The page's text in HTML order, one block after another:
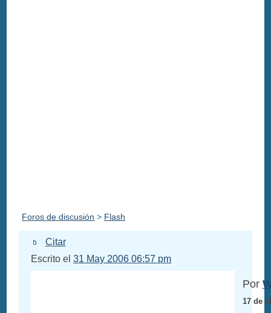
Foros de discusión > Flash
Citar
Escrito el31 May 2006 06:57 pm
Por
17 de